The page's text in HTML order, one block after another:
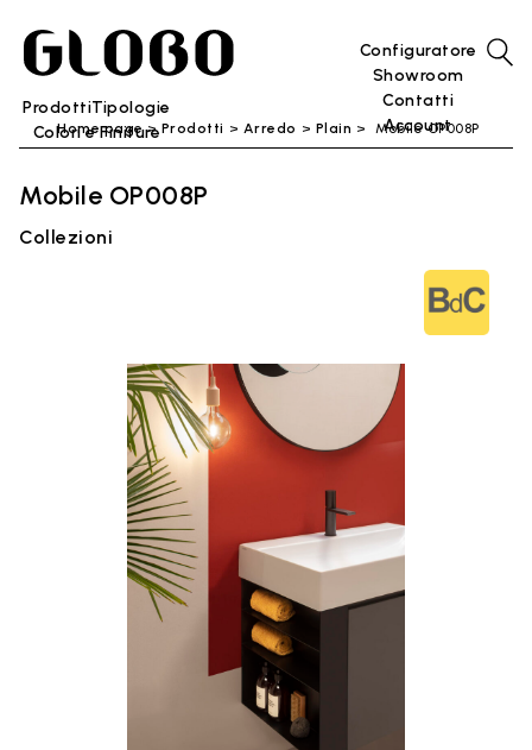
ProdottiTipologie
Colori e Finiture
Configuratore
Showroom
Contatti
Account
Home page Prodotti Arredo Plain Mobile OP008P
Mobile OP008P
Collezioni